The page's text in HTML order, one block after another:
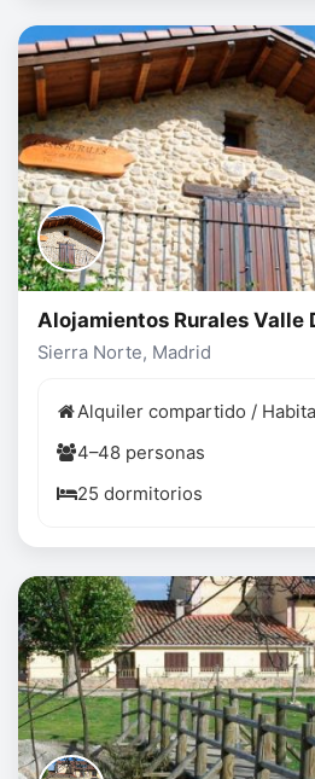
Alojamientos Rurales Valle
Sierra Norte, Madrid
Alquiler compartido /
4–48 personas
25 dormitorios